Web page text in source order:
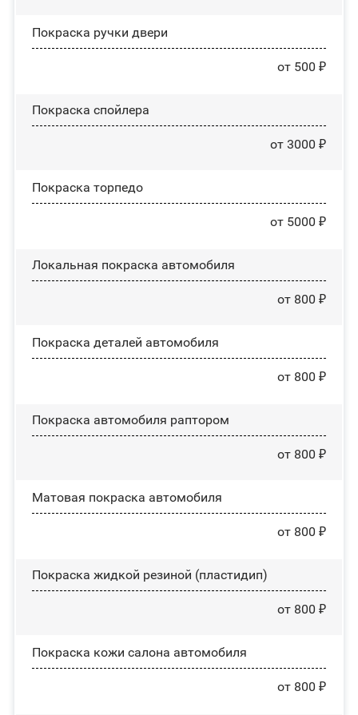
Покраска ручки двери
от 500 ₽
Покраска спойлера
от 3000 ₽
Покраска торпедо
от 5000 ₽
Локальная покраска автомобиля
от 800 ₽
Покраска деталей автомобиля
от 800 ₽
Покраска автомобиля раптором
от 800 ₽
Матовая покраска автомобиля
от 800 ₽
Покраска жидкой резиной (пластидип)
от 800 ₽
Покраска кожи салона автомобиля
от 800 ₽